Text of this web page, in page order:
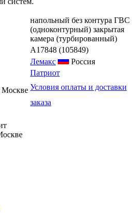
напольный без контура ГВС
(одноконтурный) закрытая
камера (турбированный)
A17848 (105849)
Лемакс
Россия
Патриот
Москве Условия оплаты и доставки
заказа